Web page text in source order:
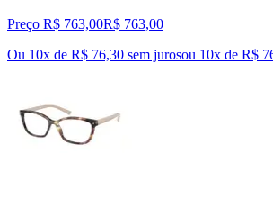
Preço R$ 763,00R$ 763,00
Ou 10x de R$ 76,30 sem jurosou 10x de R$